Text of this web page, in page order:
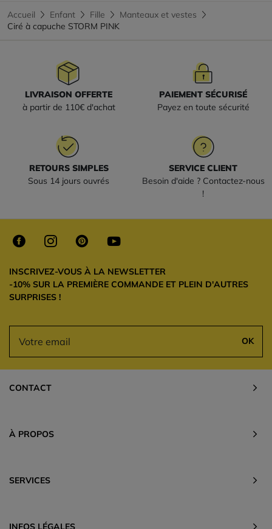
Accueil Enfant Fille
Manteaux et vestes
Ciré à capuche STORM PINK
LIVRAISON OFFERTE
à partir de 110€ d'achat
PAIEMENT SÉCURISÉ
Payez en toute sécurité
RETOURS SIMPLES
Sous 14 jours ouvrés
SERVICE CLIENT
Besoin d'aide ? Contactez-nous
!
INSCRIVEZ-VOUS À LA NEWSLETTER
-10% SUR LA PREMIÈRE COMMANDE ET PLEIN D'AUTRES
SURPRISES !
OK
CONTACT
À PROPOS
SERVICES
INFOS LÉGALES